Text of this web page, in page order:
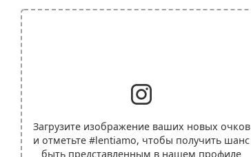
Загрузите изображение ваших новых очков
и отметьте #lentiamo, чтобы получить шанс
быть представленным в нашем профиле